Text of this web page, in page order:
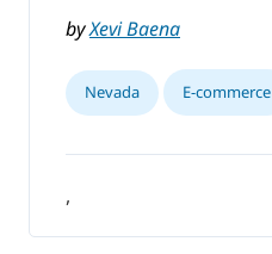
byXevi Baena
Nevada E-commerce
,